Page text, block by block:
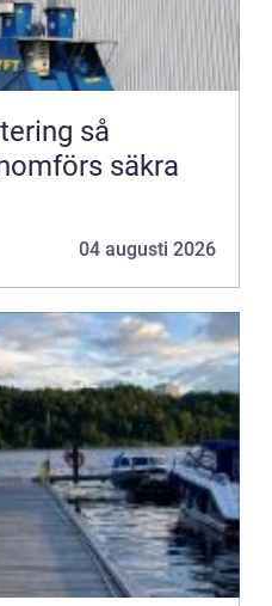
så
säkra
04 augusti 2026